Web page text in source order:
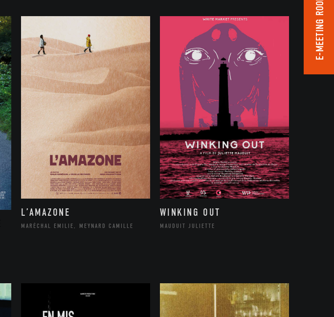
L’AMAZONE
MARÉCHAL EMILIE, MEYNARD CAMILLE
WINKING OUT
MAUDUIT JULIETTE
E-MEETING ROOM